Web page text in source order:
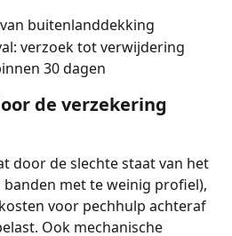
buitenlanddekking
verzoek tot verwijdering
30 dagen
de verzekering
door de slechte staat van het
met te weinig profiel),
voor pechhulp achteraf
Ook mechanische